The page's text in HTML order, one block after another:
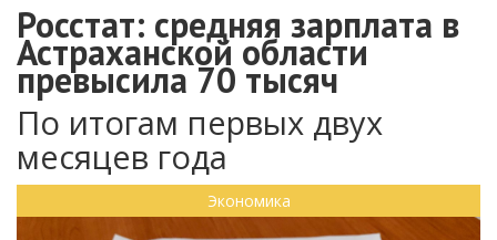
Росстат: средняя зарплата в
Астраханской области
превысила 70 тысяч
По итогам первых двух
месяцев года
Экономика